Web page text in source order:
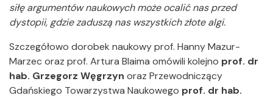
siłę argumentów naukowych może ocalić nas przed
dystopii, gdzie zaduszą nas wszystkich złote algi.
Szczegółowo dorobek naukowy prof. Hanny Mazur-
Marzec oraz prof. Artura Blaima omówili kolejno prof. dr
hab. Grzegorz Węgrzyn oraz Przewodniczący
Gdańskiego Towarzystwa Naukowego prof. dr hab.